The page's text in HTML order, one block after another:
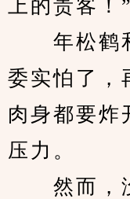
上的贵客！”
年松鹤和
委实怕了，
肉身都要炸
压力。
然而，没